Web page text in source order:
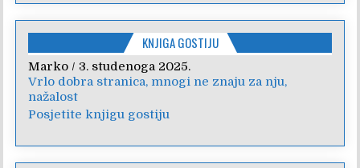
KNJIGA GOSTIJU
Marko / 3. studenoga 2025.
Vrlo dobra stranica, mnogi ne znaju za nju,
nažalost
Anica/7. veljače 2024.
Poštovanje, draga kolegice! Hvala Vam na
nesebičnom radu i promoviranju...
Posjetite knjigu gostiju